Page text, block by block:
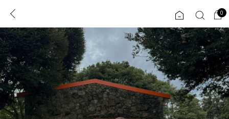
로그인 0
ENG
TW
JP
콘텐츠 리뷰 & 혜택 플러스핏 회원혜택 입
CATEGORY COMMUNITY
0